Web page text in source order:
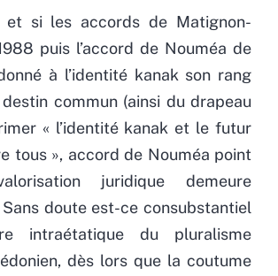
et si les accords de Matignon-
puis l’accord de Nouméa de
à l’identité kanak son rang
commun (ainsi du drapeau
« l’identité kanak et le futur
tous », accord de Nouméa point
juridique demeure
doute est-ce consubstantiel
intraétatique du pluralisme
dès lors que la coutume